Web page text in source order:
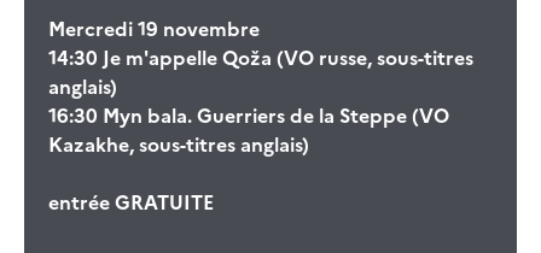
Mercredi 19 novembre
14:30 Je m'appelle Qoža (VO russe, sous-titres
anglais)
16:30 Myn bala. Guerriers de la Steppe (VO
Kazakhe, sous-titres anglais)
entrée GRATUITE